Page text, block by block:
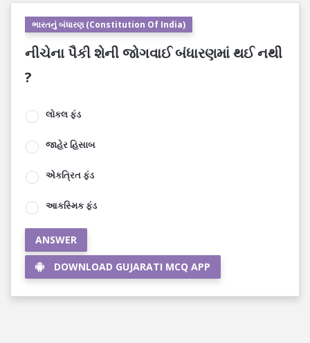
ભારતનું બંધારણ (Constitution Of India)
નીચેના પૈકી શેની જોગવાઈ બંધારણમાં થઈ નથી
?
લોકલ ફંડ
જાહેર હિસાબ
એકત્રિત ફંડ
આકસ્મિક ફંડ
ANSWER
DOWNLOAD GUJARATI MCQ APP